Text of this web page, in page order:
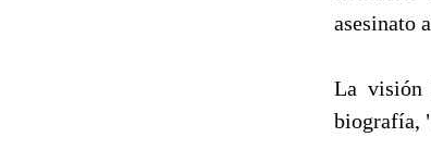
asesinato
La visión
biografía,